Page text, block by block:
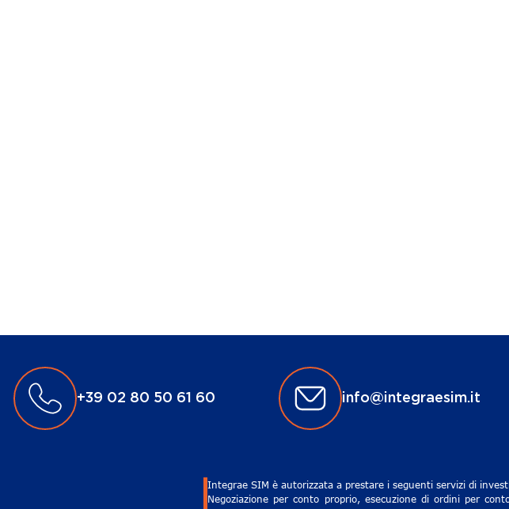
+39 02 80 50 61 60 info@integraesim.it
Integrae SIM è autorizzata a prestare i seguenti servizi di
Negoziazione per conto proprio, esecuzione di ordini per